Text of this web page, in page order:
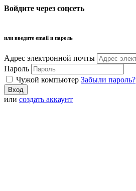
Войдите через соцсеть
или введите email и пароль
Адрес электронной почты
Пароль
Чужой компьютер Забыли пароль?
или создать аккаунт